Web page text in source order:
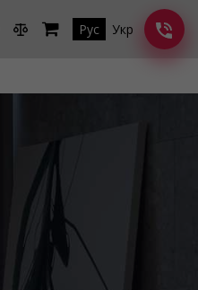
Рус Укр